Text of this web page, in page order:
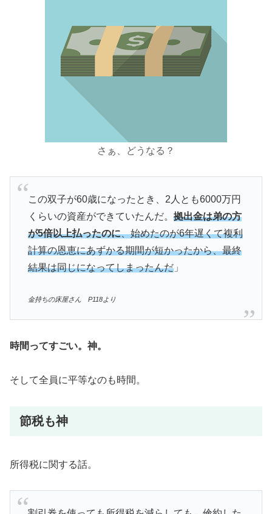
さぁ、どうなる？
この双子が60歳になったとき、2人とも6000万円
くらいの資産ができていたんだ。 拠出金は弟の方
が5倍以上払ったのに、始めたのが6年遅くて複利
計算の恩恵にあずかる期間が短かったから、最終
結果は同じになってしまったんだ」
金持ちの床屋さん P118より
時間ってすごい。神。
そして全員に平等なのも時間。
節税も神
所得税に関する話。